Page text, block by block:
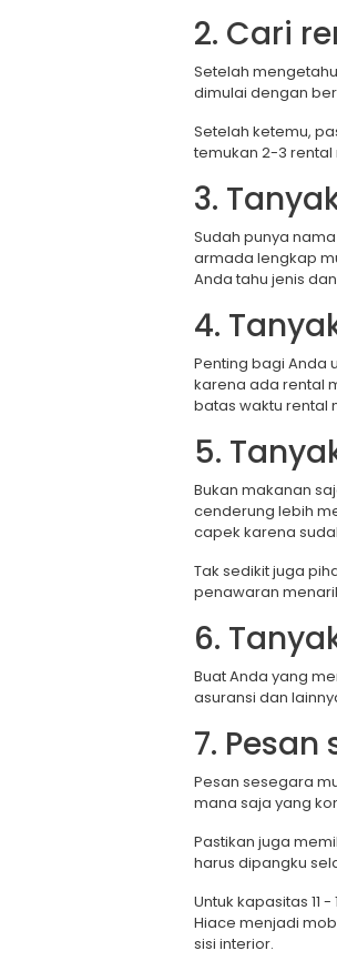
2. Cari
Setelah
dimulai dengan
Setelah ketemu,
temukan 2-3
3.
Sudah punya
armada lengkap
Anda tahu jenis
4.
Penting bagi Anda
karena ada rental
batas waktu rental
5.
Bukan makanan
cenderung lebih
capek karena
Tak sedikit juga
penawaran
6.
Buat Anda yang
asuransi dan
7.
Pesan sesegara
mana saja yang
Pastikan juga
harus dipangku
Untuk kapasitas
Hiace menjadi
sisi interior.